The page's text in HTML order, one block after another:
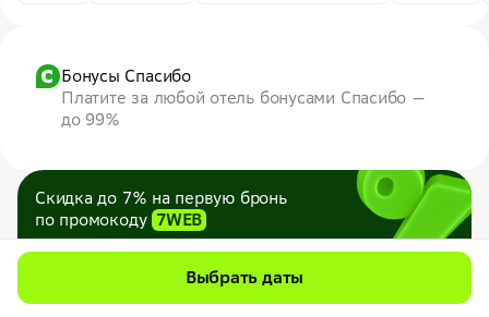
Бонусы Спасибо
Платите за любой отель бонусами Спасибо —
до 99%
Скидка до 7% на первую бронь
по промокоду 7WEB
Максимум — 1000 ₽
Выбрать даты